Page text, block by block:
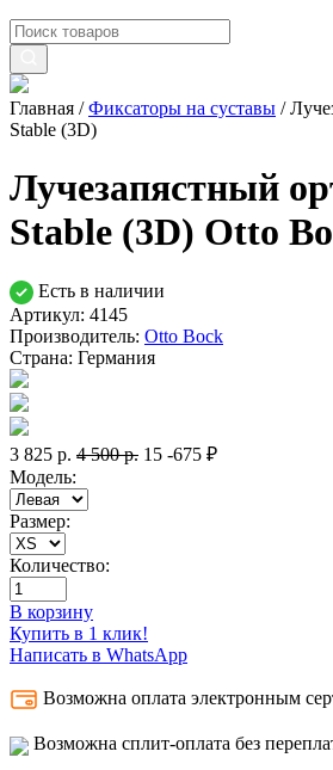
Главная /Фиксаторы на суставы /
Stable (3D)
Лучезапястный
Stable (3D) Otto
Есть в наличии
Артикул: 4145
Производитель: Otto Bock
Страна: Германия
3 825 р. 4 500р. 15 -675 ₽
Модель:
Размер:
Количество:
В корзину
Купить в 1 клик!
Написать в WhatsApp
Возможна оплата электронным
Возможна сплит-оплата без